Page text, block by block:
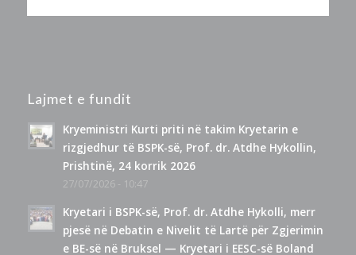
Lajmet e fundit
Kryeministri Kurti priti në takim Kryetarin e
rizgjedhur të BSPK-së, Prof. dr. Atdhe Hykollin,
Prishtinë, 24 korrik 2026
27/07/2026 - 10:47
Kryetari i BSPK-së, Prof. dr. Atdhe Hykolli, merr
pjesë në Debatin e Nivelit të Lartë për Zgjerimin
e BE-së në Bruksel — Kryetari i EESC-së Boland